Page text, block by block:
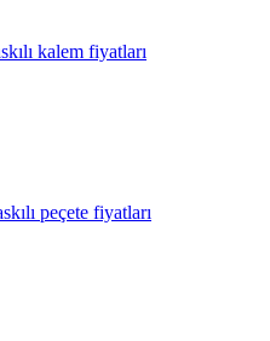
kalem fiyatları
peçete fiyatları